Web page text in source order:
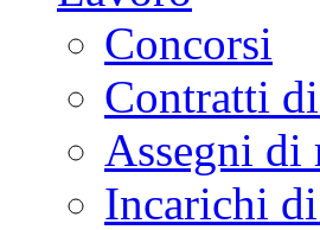
Concorsi
Contratti
Assegni di
Incarichi